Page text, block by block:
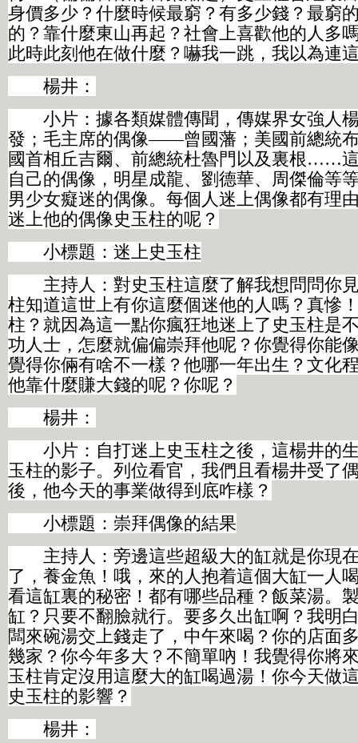
身價多少？什麼時候最窮？有多少錢？最窮
的？靠什麼東山再起？社會上喜歡他的人多
此時此刻他在做什麼？嚇我一跳，我以為連
楊井：
小片：據各類媒體傳聞，傳媒界女強人
發；毛主席的偶像——曾國藩；美國前總統
國首相丘吉爾、前總統杜魯門以及裏根……
自己的偶像，明星成龍、劉德華、周傑倫等
男少女癡迷的偶像。每個人迷上偶像都有理
迷上他的偶像史玉柱的呢？
小標題：迷上史玉柱
主持人：對史玉柱這麼了解我想問問你
柱知道這世上有你這麼個迷他的人嗎？真慘
柱？就因為這一點你瘋狂地迷上了史玉柱是
功人士，怎麼就偏偏崇拜他呢？你覺得你能
覺得你倆有啥不一樣？他哪一年出生？文化
他靠什麼賺大錢的呢？你呢？
楊井：
小片：自打迷上史玉柱之後，這楊井的
玉柱的影子。列位看官，我們且看楊井受了
後，他今天的事業做得到底咋樣？
小標題：崇拜偶像的結果
主持人：旁邊這些超級大的缸就是你現
了，養金魚！哦，來的人抱着這個大缸一人
看這缸裏的秘密！都有哪些品種？飯菜湯。
缸？只要不翻臉就行。要多久出缸啊？我明
闆來碗湯交上錢走了，中午來喝？你的店面
幾家？你今年多大？不簡單吶！我覺得你將
玉柱肯定沒用這麼大的缸喝過湯！你今天做
史玉柱的影響？
楊井：